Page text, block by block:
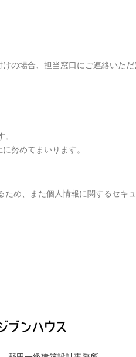
場合、担当窓口にご連絡いた
努めてまいります。
め、また個人情報に関するセキ